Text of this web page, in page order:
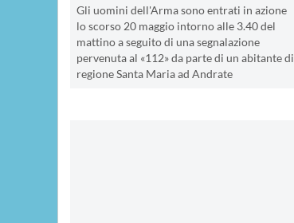
Gli uomini dell'Arma sono entrati in azione
lo scorso 20 maggio intorno alle 3.40 del
mattino a seguito di una segnalazione
pervenuta al «112» da parte di un abitante di
regione Santa Maria ad Andrate